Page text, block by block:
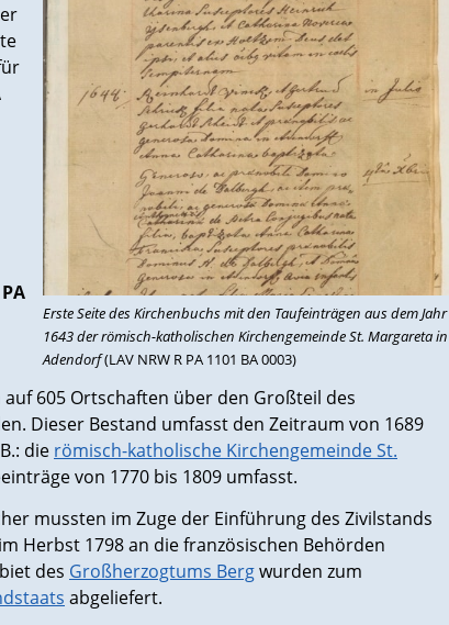
Erste Seite des Kirchenbuchs mit den Taufeinträgen aus dem Jahr
1643 der römisch-katholischen Kirchengemeinde St. Margareta in
Adendorf(LAV NRW R PA 1101 BA 0003)
PA
605 Ortschaften über den Großteil des
Dieser Bestand umfasst den Zeitraum von 1689
die römisch-katholische Kirchengemeinde St.
von 1770 bis 1809 umfasst.
mussten im Zuge der Einführung des Zivilstands
im Herbst 1798 an die französischen Behörden
des Großherzogtums Bergwurden zum
abgeliefert.